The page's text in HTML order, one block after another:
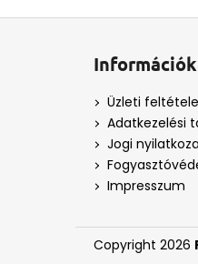
Információk
Üzleti
Adatkezelési
Jogi
Impresszum
Copyright 2026